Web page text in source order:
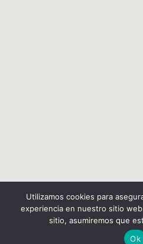
Utilizamos cookies para
experiencia en nuestro sitio
sitio, asumiremos que
Ok